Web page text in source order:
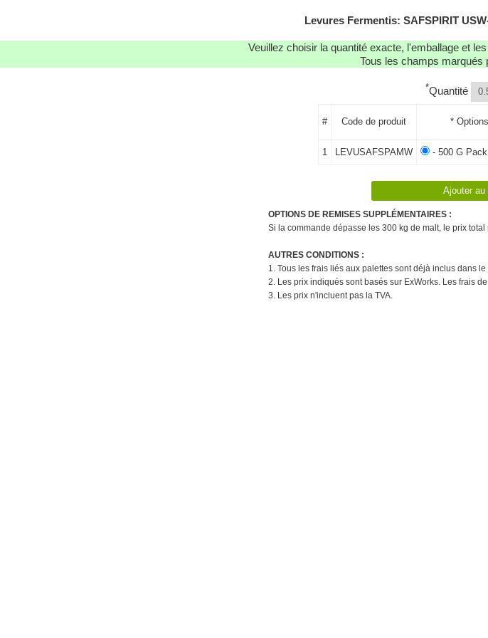
Levures Fermentis: SAFSPIRIT
Veuillez choisir la quantité exacte, l'emballage et
Tous les champs marqués
*Quantité
# Code de produit * Options
1 LEVUSAFSPAMW - 500 G
OPTIONS DE REMISES SUPPLÉMENTAIRES :
Si la commande dépasse les 300 kg de malt, le prix
AUTRES CONDITIONS :
1. Tous les frais liés aux palettes sont déjà inclus dans
2. Les prix indiqués sont basés sur ExWorks. Les frais
3. Les prix n'incluent pas la TVA.